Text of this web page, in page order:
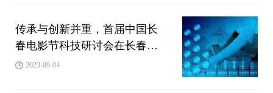
传承与创新并重，首届中国长
春电影节科技研讨会在长春举
行 2023-09-04